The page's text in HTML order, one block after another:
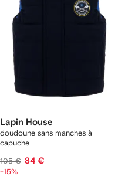
Lapin House
doudoune sans manches à
capuche
105 € 84 €
-15%